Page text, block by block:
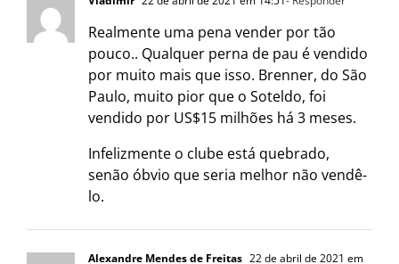
Realmente uma pena vender por tão
pouco.. Qualquer perna de pau é vendido
por muito mais que isso. Brenner, do São
Paulo, muito pior que o Soteldo, foi
vendido por US$15 milhões há 3 meses.
Infelizmente o clube está quebrado,
senão óbvio que seria melhor não vendê-
lo.
Alexandre Mendes de Freitas 22 de abril de 2021 em